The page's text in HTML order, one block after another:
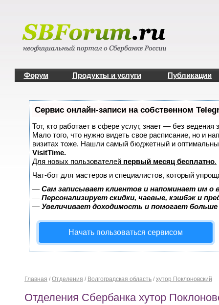
Форум Продукты и услуги Публикации
Сервис онлайн-записи на собственном
Тот, кто работает в сфере услуг, знает — без ведения
Мало того, что нужно видеть свое расписание, но и
визитах тоже. Нашли самый бюджетный и
VisitTime.
Для новых пользователей первый месяц бесплатно.
Чат-бот для мастеров и специалистов, который
— Сам записывает клиентов и напоминает им о
— Персонализирует скидки, чаевые, кэшбэк и
— Увеличивает доходимость и помогает
Начать пользоваться сервисом
Главная / Отделения / Волгоградская область / хутор Поклоновский
Отделения Сбербанка хутор